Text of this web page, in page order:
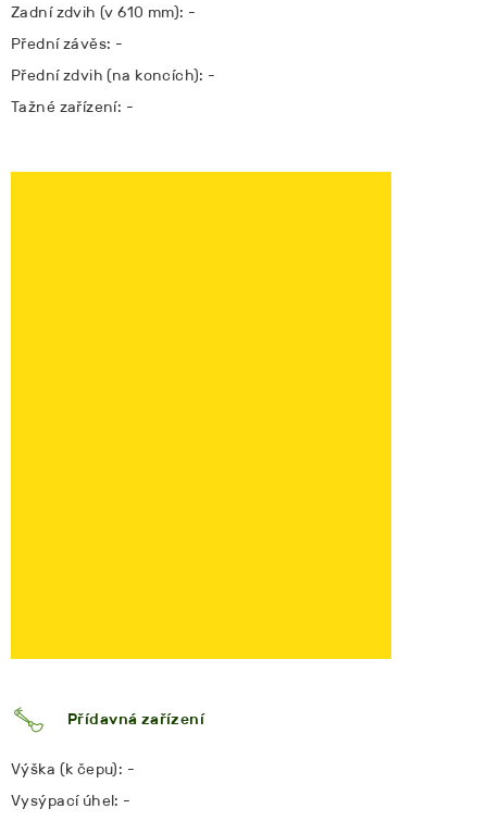
Zadní zdvih (v 610 mm): -
Přední závěs: -
Přední zdvih (na koncích): -
Tažné zařízení: -
Přídavná zařízení
Výška (k čepu): -
Vysýpací úhel: -